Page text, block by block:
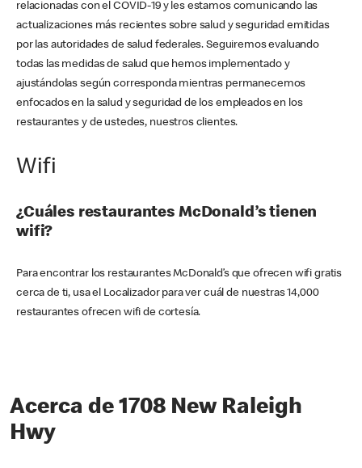
relacionadas con el COVID-19 y les estamos comunicando las
actualizaciones más recientes sobre salud y seguridad emitidas
por las autoridades de salud federales. Seguiremos evaluando
todas las medidas de salud que hemos implementado y
ajustándolas según corresponda mientras permanecemos
enfocados en la salud y seguridad de los empleados en los
restaurantes y de ustedes, nuestros clientes.
Wifi
¿Cuáles restaurantes McDonald’s tienen
wifi?
Para encontrar los restaurantes McDonald’s que ofrecen wifi gratis
cerca de ti, usa el Localizador para ver cuál de nuestras 14,000
restaurantes ofrecen wifi de cortesía.
Acerca de 1708 New Raleigh
Hwy